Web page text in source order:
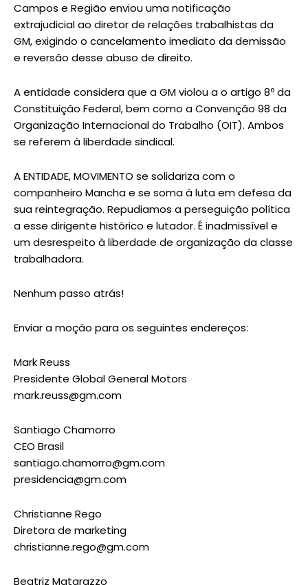
Campos e Região enviou uma notificação
extrajudicial ao diretor de relações trabalhistas da
GM, exigindo o cancelamento imediato da demissão
e reversão desse abuso de direito.
A entidade considera que a GM violou a o artigo 8º da
Constituição Federal, bem como a Convenção 98 da
Organização Internacional do Trabalho (OIT). Ambos
se referem à liberdade sindical.
A ENTIDADE, MOVIMENTO se solidariza com o
companheiro Mancha e se soma à luta em defesa da
sua reintegração. Repudiamos a perseguição política
a esse dirigente histórico e lutador. É inadmissível e
um desrespeito à liberdade de organização da classe
trabalhadora.
Nenhum passo atrás!
Enviar a moção para os seguintes endereços:
Mark Reuss
Presidente Global General Motors
mark.reuss@gm.com
Santiago Chamorro
CEO Brasil
santiago.chamorro@gm.com
presidencia@gm.com
Christianne Rego
Diretora de marketing
christianne.rego@gm.com
Beatriz Matarazzo